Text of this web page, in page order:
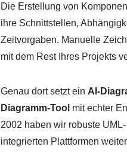
Die Erstellung von
ihre Schnittstellen,
Zeitvorgaben. Manuelle
mit dem Rest Ihres Projekts
Genau dort setzt ein AI-
Diagramm-Tool mit echter
2002 haben wir robuste
integrierten Plattformen